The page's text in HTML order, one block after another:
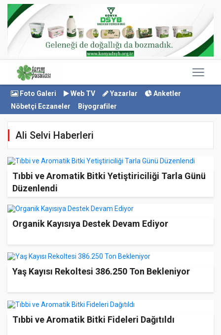
Foto Galeri Web TV Yazarlar
Anketler
Nöbetçi Eczaneler
Biyografiler
Ali Selvi Haberleri
Tıbbi ve Aromatik Bitki Yetiştiriciliği Tarla Günü
Düzenlendi
Organik Kayısıya Destek Devam Ediyor
Yaş Kayısı Rekoltesi 386.250 Ton Bekleniyor
Tıbbi ve Aromatik Bitki Fideleri Dağıtıldı